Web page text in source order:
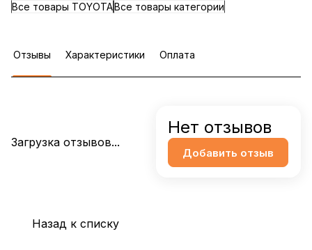
Все товары TOYOTAВсе товары категории
Отзывы Характеристики Оплата
Загрузка отзывов...
Нет отзывов
Добавить отзыв
Назад к списку